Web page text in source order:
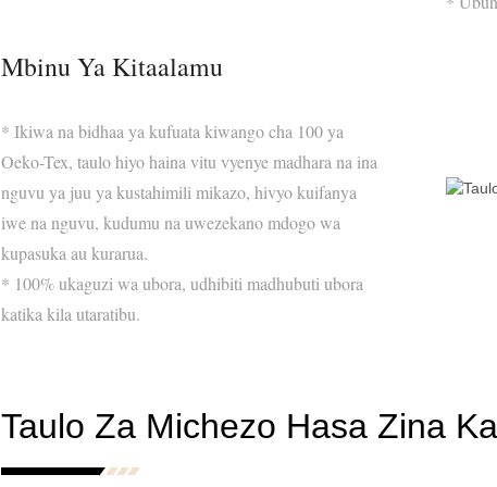
Mbinu Ya Kitaalamu
* Ikiwa na bidhaa ya kufuata kiwango cha 100 ya
Oeko-Tex, taulo hiyo haina vitu vyenye madhara na ina
nguvu ya juu ya kustahimili mikazo, hivyo kuifanya
iwe na nguvu, kudumu na uwezekano mdogo wa
kupasuka au kurarua.
* 100% ukaguzi wa ubora, udhibiti madhubuti ubora
katika kila utaratibu.
Taulo Za Michezo Hasa Zina